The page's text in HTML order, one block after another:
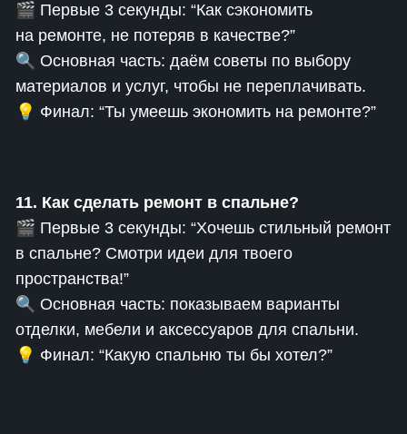
🎬 Первые 3 секунды: “Как сэкономить
на ремонте, не потеряв в качестве?”
🔍 Основная часть: даём советы по выбору
материалов и услуг, чтобы не переплачивать.
💡 Финал: “Ты умеешь экономить на ремонте?”
11. Как сделать ремонт в спальне?
🎬 Первые 3 секунды: “Хочешь стильный ремонт
в спальне? Смотри идеи для твоего
пространства!”
🔍 Основная часть: показываем варианты
отделки, мебели и аксессуаров для спальни.
💡 Финал: “Какую спальню ты бы хотел?”